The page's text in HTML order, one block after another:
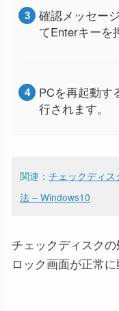
確認メッセー
てEnterキーを
PCを再起動す
行されます。
関連： チェックディ
法 – Windows10
チェックディスクの
ロック画面が正常